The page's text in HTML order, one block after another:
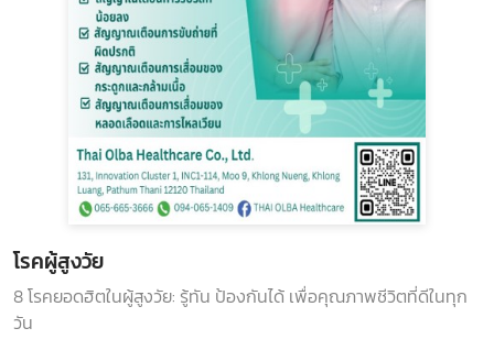
โรคผู้สูงวัย
8 โรคยอดฮิตในผู้สูงวัย: รู้ทัน ป้องกันได้ เพื่อคุณภาพชีวิตที่ดีในทุก
วัน